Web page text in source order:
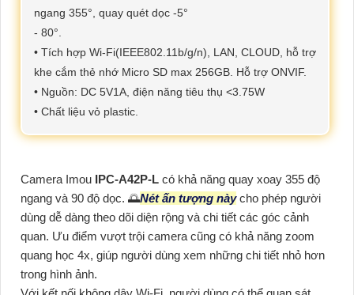
ngang 355°, quay quét dọc -5°
- 80°.
• Tích hợp Wi-Fi(IEEE802.11b/g/n), LAN, CLOUD, hỗ trợ
khe cắm thẻ nhớ Micro SD max 256GB. Hỗ trợ ONVIF.
• Nguồn: DC 5V1A, điện năng tiêu thụ <3.75W
• Chất liệu vỏ plastic.
Camera Imou IPC-A42P-L có khả năng quay xoay 355 độ
ngang và 90 độ dọc. 🌅Nét ấn tượng nàycho phép người
dùng dễ dàng theo dõi diện rộng và chi tiết các góc cảnh
quan. Ưu điểm vượt trội camera cũng có khả năng zoom
quang học 4x, giúp người dùng xem những chi tiết nhỏ hơn
trong hình ảnh.